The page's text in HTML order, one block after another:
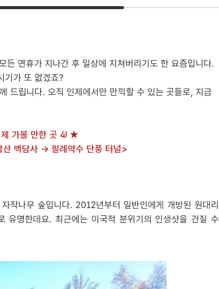
연휴가 지나간 후 일상에 지쳐버리기도 한 요즘입니다.
기가 또 없겠죠?
드립니다. 오직 인제에서만 만끽할 수 있는 곳들로, 지금
가볼 만한 곳 4! ★
백담사 → 필례약수 단풍 터널>
작나무 숲입니다. 2012년부터 일반인에게 개방된 원대리
유명한데요. 최근에는 이국적 분위기의 인생샷을 건질 수